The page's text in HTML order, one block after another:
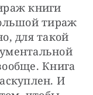
книги
тираж
для такой
Книга
И